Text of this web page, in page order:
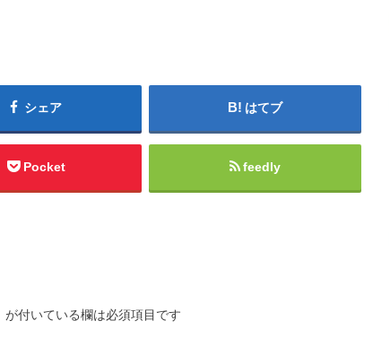
シェア はてブ
Pocket feedly
が付いている欄は必須項目です